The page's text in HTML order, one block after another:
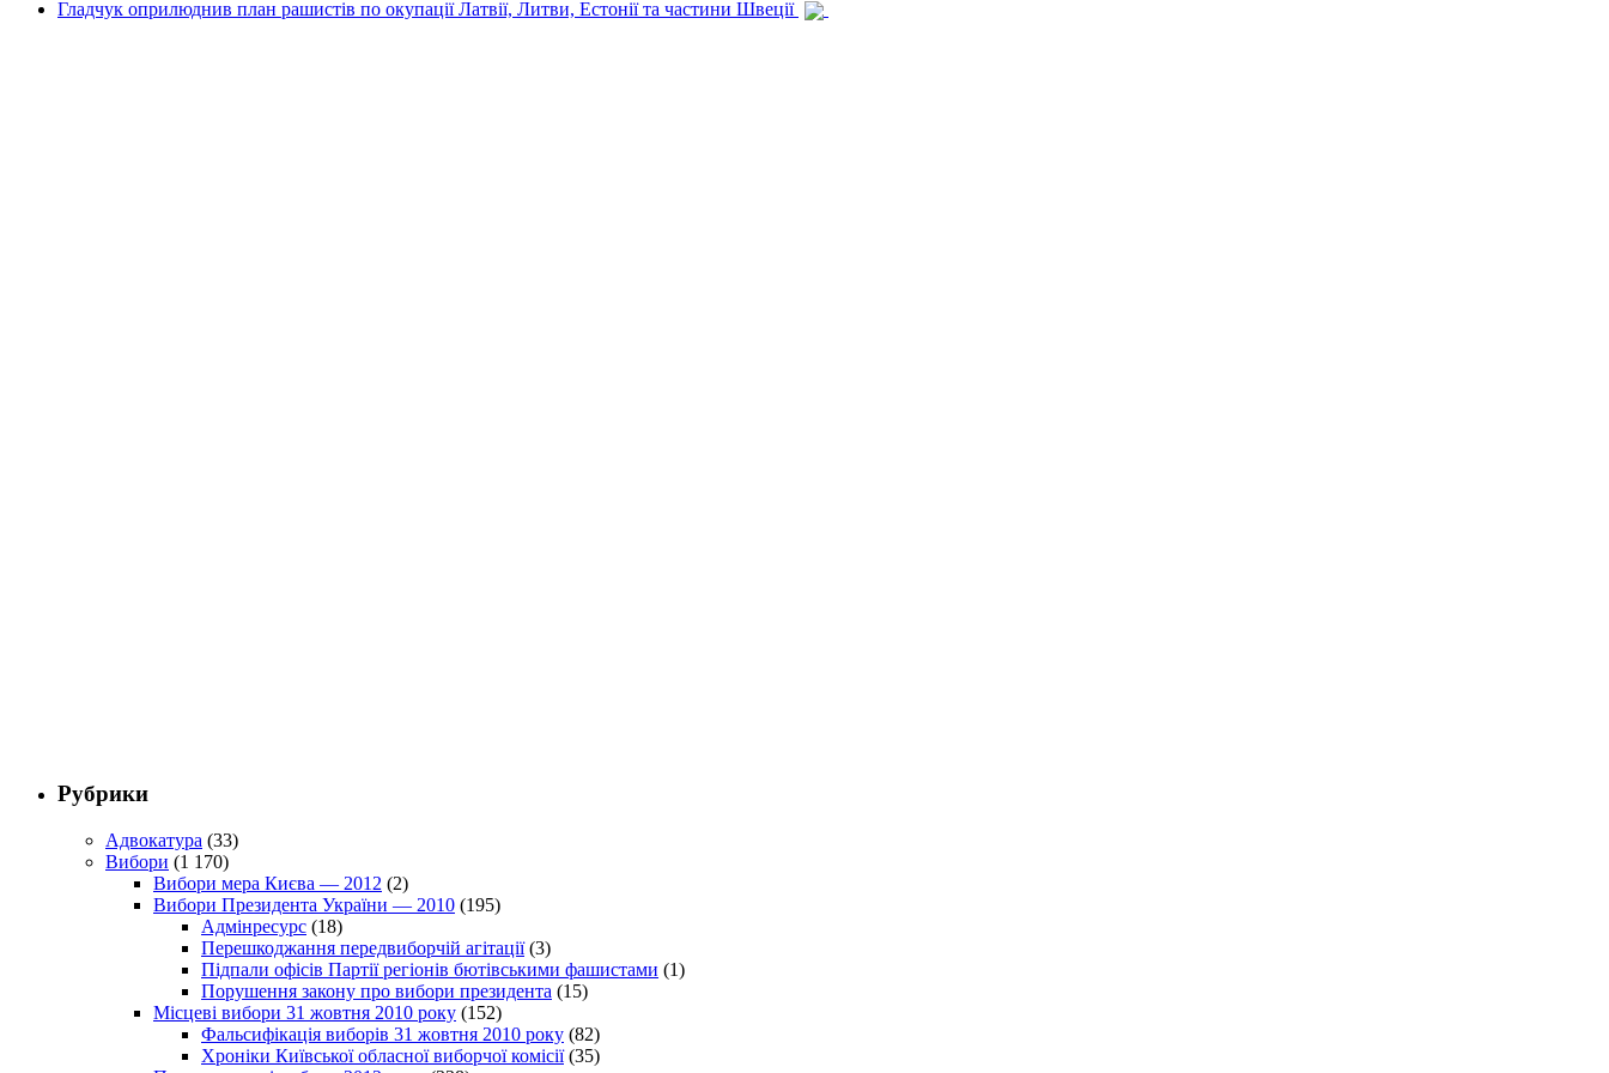
Гладчук оприлюднив план рашистів по окупації Латвії, Литви, Естонії та частини Швеції
Рубрики
Адвокатура (33)
Вибори (1 170)
Вибори мера Києва — 2012 (2)
Вибори Президента України — 2010 (195)
Адмінресурс (18)
Перешкоджання передвиборчій агітації(3)
Підпали офісів Партії регіонів бютівськими фашистами (1)
Порушення закону про вибори президента (15)
Місцеві вибори 31 жовтня 2010 року (152)
Фальсифікація виборів 31 жовтня 2010 року (82)
Хроніки Київської обласної виборчої комісії(35)